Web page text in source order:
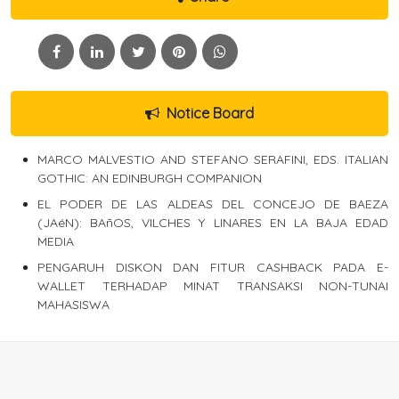
Notice Board
MARCO MALVESTIO AND STEFANO SERAFINI, EDS. ITALIAN
GOTHIC: AN EDINBURGH COMPANION
EL PODER DE LAS ALDEAS DEL CONCEJO DE BAEZA
(JAéN): BAñOS, VILCHES Y LINARES EN LA BAJA EDAD
MEDIA
PENGARUH DISKON DAN FITUR CASHBACK PADA E-
WALLET TERHADAP MINAT TRANSAKSI NON-TUNAI
MAHASISWA